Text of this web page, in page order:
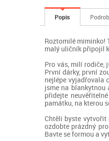
Popis
Roztomilé miminko!
malý uličník připojil
Pro vás, milí rodiče,
První dárky, první
nejlépe vyjadřovala
jsme na blankytnou
přidejte
památku, na kterou
Chtěli byste vytvořit
ozdobte prázdný
Bavte se formou a